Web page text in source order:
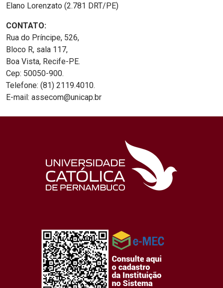
Elano Lorenzato (2.781 DRT/PE)
CONTATO:
Rua do Príncipe, 526,
Bloco R, sala 117,
Boa Vista, Recife-PE.
Cep: 50050-900.
Telefone: (81) 2119.4010.
E-mail: assecom@unicap.br